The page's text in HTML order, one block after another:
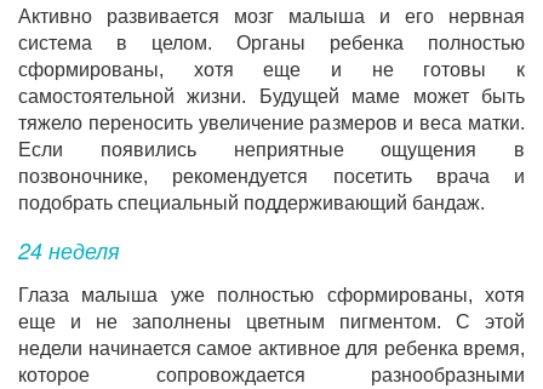
Активно развивается мозг малыша и его нервная
система в целом. Органы ребенка полностью
сформированы, хотя еще и не готовы к
самостоятельной жизни. Будущей маме может быть
тяжело переносить увеличение размеров и веса матки.
Если появились неприятные ощущения в
позвоночнике, рекомендуется посетить врача и
подобрать специальный поддерживающий бандаж.
24 неделя
Глаза малыша уже полностью сформированы, хотя
еще и не заполнены цветным пигментом. С этой
недели начинается самое активное для ребенка время,
которое сопровождается разнообразными